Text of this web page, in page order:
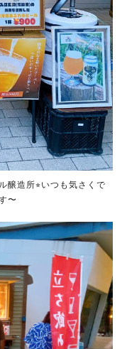
醸造所⭐︎いつも気さくで
〜